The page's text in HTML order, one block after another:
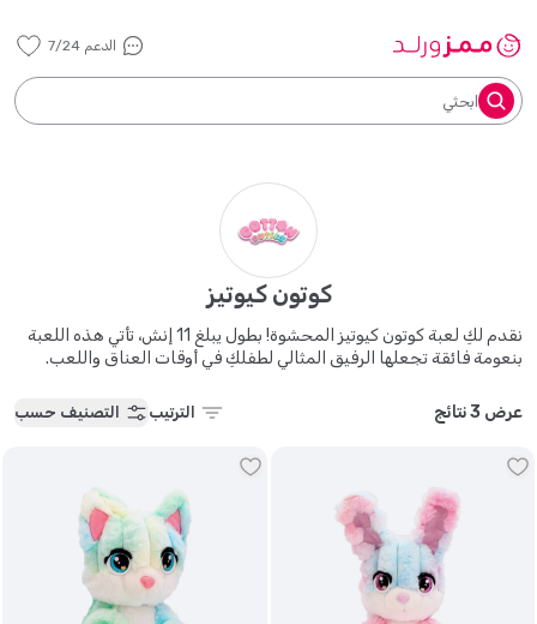
الدعم 7/24
ابحثي
كوتون كيوتيز
نقدم لكِ لعبة كوتون كيوتيز المحشوة! بطول يبلغ 11 إنش، تأتي هذه اللعبة
بنعومة فائقة تجعلها الرفيق المثالي لطفلكِ في أوقات العناق واللعب.
الصديق المفضل للأطفال من جميع الأعمار. صُنعت هذه اللعبة من مواد
آمنة وغير سامة لضمان المتانة والأمان خلال مغامرات طفلكِ اليومية.
عرض 3 نتائج الترتيب التصنيف حسب